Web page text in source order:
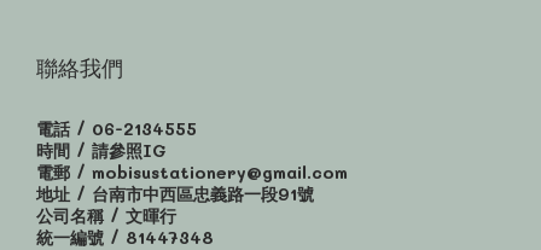
聯絡我們
電話 / 06-2134555
時間 / 請參照IG
電郵 / mobisustationery@gmail.com
地址 / 台南市中西區忠義路一段91號
公司名稱 / 文暉行
統一編號 / 81447348